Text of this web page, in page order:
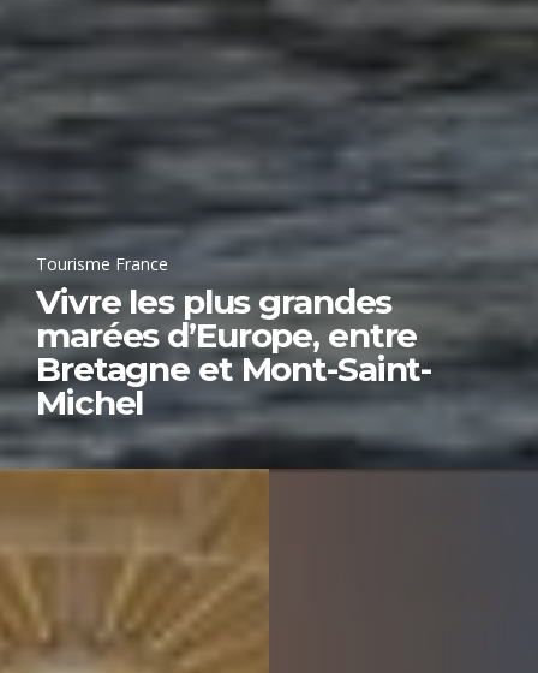
Tourisme France
Vivre les plus grandes
marées d’Europe, entre
Bretagne et Mont-Saint-
Michel